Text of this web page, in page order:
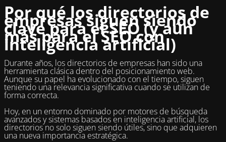
Por qué los directorios de
empresas siguen siendo
clave para el SEO (y aún
más para el SEO con
inteligencia artificial)
Durante años, los directorios de empresas han sido una
herramienta clásica dentro del posicionamiento web.
Aunque su papel ha evolucionado con el tiempo, siguen
teniendo una relevancia significativa cuando se utilizan de
forma correcta.
Hoy, en un entorno dominado por motores de búsqueda
avanzados y sistemas basados en inteligencia artificial, los
directorios no solo siguen siendo útiles, sino que adquieren
una nueva importancia estratégica.